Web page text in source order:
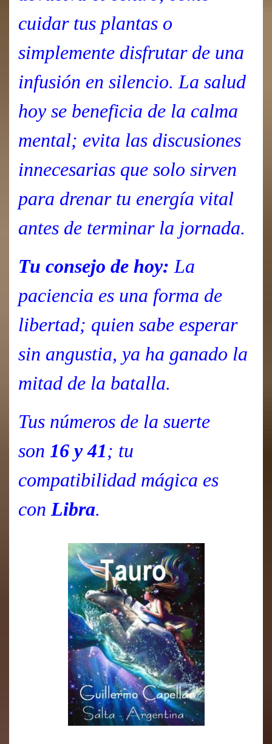
cuidar tus plantas o
simplemente disfrutar de una
infusión en silencio. La salud
hoy se beneficia de la calma
mental; evita las discusiones
innecesarias que solo sirven
para drenar tu energía vital
antes de terminar la jornada.
Tu consejo de hoy: La
paciencia es una forma de
libertad; quien sabe esperar
sin angustia, ya ha ganado la
mitad de la batalla.
Tus números de la suerte
son 16 y 41; tu
compatibilidad mágica es
con Libra.